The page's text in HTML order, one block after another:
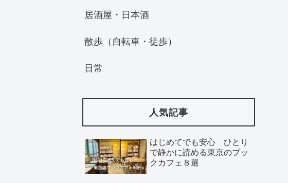
居酒屋・日本酒
散歩（自転車・徒歩）
日常
人気記事
はじめてでも安心 ひとり
で静かに読める東京のブッ
クカフェ８選